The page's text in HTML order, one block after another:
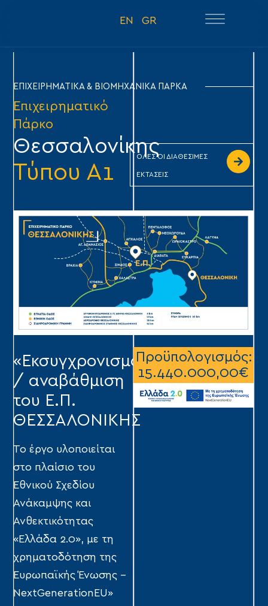
EN GR
ΕΠΙΧΕΙΡΗΜΑΤΙΚΑ & ΒΙΟΜΗΧΑΝΙΚΑ ΠΑΡΚΑ
Επιχειρηματικό
Πάρκο
Θεσσαλονίκης
Τύπου Α1
ΟΛΕΣ ΟΙ ΔΙΑΘΕΣΙΜΕΣ
ΕΚΤΑΣΕΙΣ
«Εκσυγχρονισμός
/ αναβάθμιση
του Ε.Π.
ΘΕΣΣΑΛΟΝΙΚΗΣ
Το έργο υλοποιείται
στο πλαίσιο του
Εθνικού Σχεδίου
Ανάκαμψης και
Ανθεκτικότητας
«Ελλάδα 2.0», με τη
χρηματοδότηση της
Ευρωπαϊκής Ένωσης –
NextGenerationEU»
Προϋπολογισμός:
15.440.000,00€